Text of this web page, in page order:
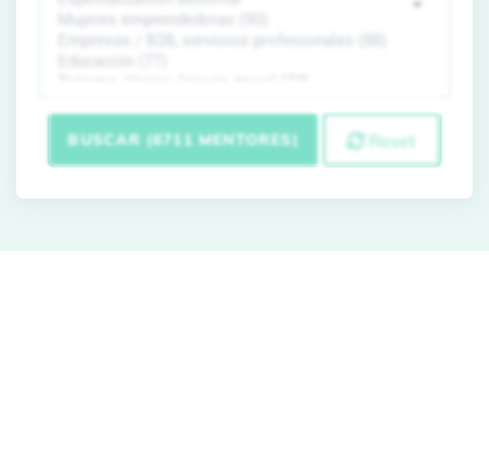
BUSCAR (6711 MENTORES) Reset